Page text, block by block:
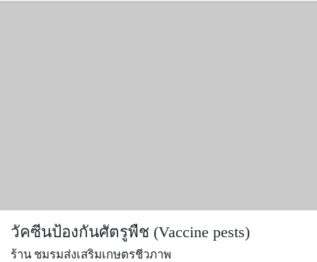
วัคซีนป้องกันศัตรูพืช (Vaccine pests)
ร้าน ชมรมส่งเสริมเกษตรชีวภาพ